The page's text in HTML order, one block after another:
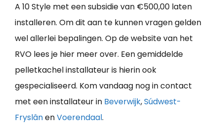
A 10 Style met een subsidie van €500,00 laten
installeren. Om dit aan te kunnen vragen gelden
wel allerlei bepalingen. Op de website van het
RVO lees je hier meer over. Een gemiddelde
pelletkachel installateur is hierin ook
gespecialiseerd. Kom vandaag nog in contact
met een installateur in Beverwijk,Súdwest-
FryslânenVoerendaal.